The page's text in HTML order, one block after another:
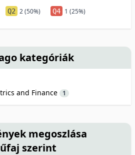
Q2 2 (50%) Q4 1 (25%)
kategóriák
and Finance 1
megoszlása
szerint